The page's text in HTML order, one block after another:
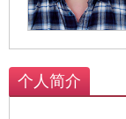
个人简介